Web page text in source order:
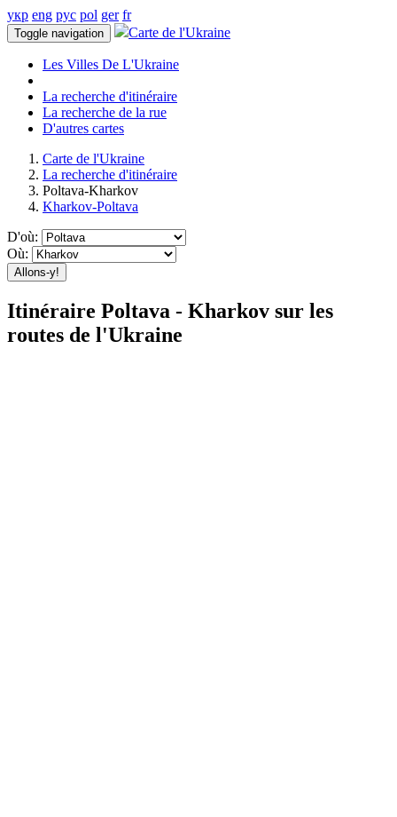
укр eng рус pol ger fr
Toggle navigation Carte de l'Ukraine
Les Villes De L'Ukraine
La recherche d'itinéraire
La recherche de la rue
D'autres cartes
Carte de l'Ukraine
La recherche d'itinéraire
Poltava-Kharkov
Kharkov-Poltava
D'où:
Où:
Allons-y!
Itinéraire Poltava - Kharkov sur les
routes de l'Ukraine